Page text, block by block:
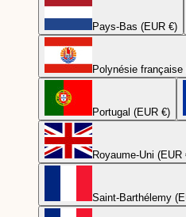
Pays-Bas (EUR €)
Polynésie française
Portugal (EUR €)
Royaume-Uni (EUR
Saint-Barthélemy